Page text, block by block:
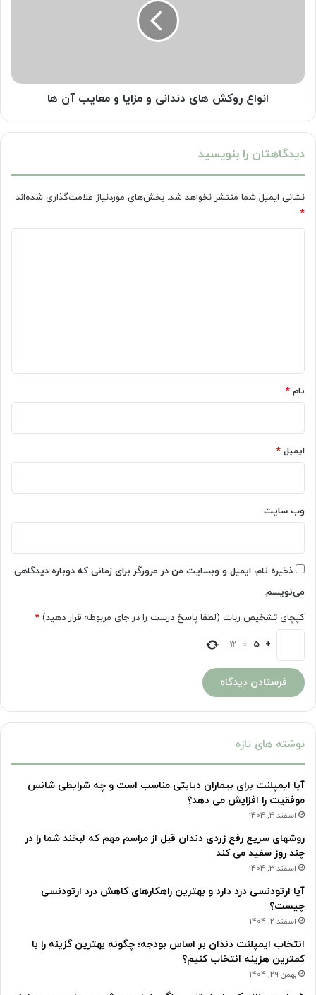
آن
انواع روکش های دندانی و مزایا و معایب آن ها
دیدگاهتان را بنویسید
نشانی ایمیل شما منتشر نخواهد شد. بخش‌های موردنیاز علامت‌گذاری شده‌اند
*
نام *
ایمیل *
وب‌ سایت
ذخیره نام، ایمیل و وبسایت من در مرورگر برای زمانی که دوباره دیدگاهی
می‌نویسم.
کپچای تشخیص ربات (لطفا پاسخ درست را در جای مربوطه قرار دهید) *
+
5
=
12
نوشته های تازه
آیا ایمپلنت برای بیماران دیابتی مناسب است و چه شرایطی شانس
موفقیت را افزایش می دهد؟
اسفند 4, 1404
روشهای سریع رفع زردی دندان قبل از مراسم مهم که لبخند شما را در
چند روز سفید می کند
اسفند 3, 1404
آیا ارتودنسی درد دارد و بهترین راهکارهای کاهش درد ارتودنسی
چیست؟
اسفند 2, 1404
انتخاب ایمپلنت دندان بر اساس بودجه؛ چگونه بهترین گزینه را با
کمترین هزینه انتخاب کنیم؟
بهمن 29, 1404